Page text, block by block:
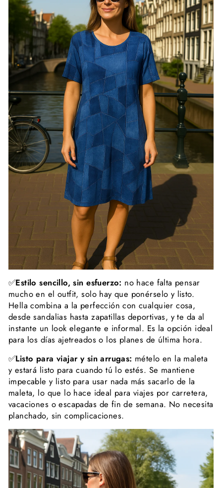
✅Estilo sencillo, sin esfuerzo: no hace falta pensar
mucho en el outfit, solo hay que ponérselo y listo.
Hella combina a la perfección con cualquier cosa,
desde sandalias hasta zapatillas deportivas, y te da al
instante un look elegante e informal. Es la opción ideal
para los días ajetreados o los planes de última hora.
✅Listo para viajar y sin arrugas: mételo en la maleta
y estará listo para cuando tú lo estés. Se mantiene
impecable y listo para usar nada más sacarlo de la
maleta, lo que lo hace ideal para viajes por carretera,
vacaciones o escapadas de fin de semana. No necesita
planchado, sin complicaciones.